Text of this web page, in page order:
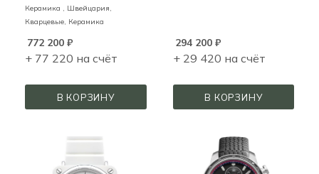
Керамика , Швейцария,
Кварцевые, Керамика
772 200 ₽
+ 77 220 на счёт
В КОРЗИНУ
294 200₽
+ 29 420 на счёт
В КОРЗИНУ